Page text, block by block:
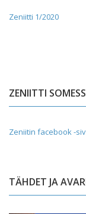
Zeniitti 1/2020
ZENIITTI
Zeniitin facebook -
TÄHDET JA